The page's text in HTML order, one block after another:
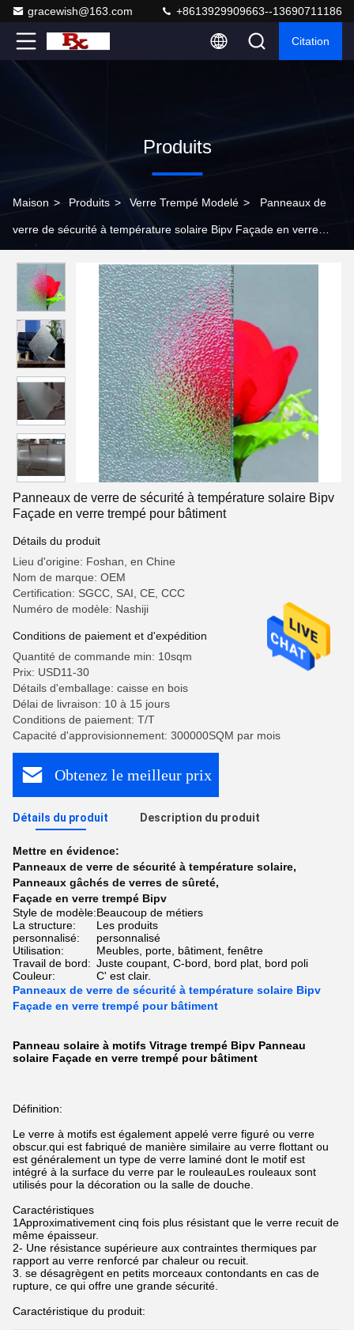
gracewish@163.com +8613929909663--13690711186
Citation
Produits
Maison > Produits > Verre Trempé Modelé > Panneaux de
verre de sécurité à température solaire Bipv Façade en verre
Panneaux de verre de sécurité à température solaire Bipv
Façade en verre trempé pour bâtiment
Détails du produit
Lieu d'origine: Foshan, en Chine
Nom de marque: OEM
Certification: SGCC, SAI, CE, CCC
Numéro de modèle: Nashiji
Conditions de paiement et d'expédition
Quantité de commande min: 10sqm
Prix: USD11-30
Détails d'emballage: caisse en bois
Délai de livraison: 10 à 15 jours
Conditions de paiement: T/T
Capacité d'approvisionnement: 300000SQM par mois
Obtenez le meilleur prix
Détails du produit Description du produit
Mettre en évidence:
Panneaux de verre de sécurité à température solaire,
Panneaux gâchés de verres de sûreté,
Façade en verre trempé Bipv
Style de modèle:Beaucoup de métiers
La structure:
Les produits
personnalisé:
personnalisé
Utilisation:
Meubles, porte, bâtiment, fenêtre
Travail de bord: Juste coupant, C-bord, bord plat, bord poli
Couleur:
C' est clair.
Panneaux de verre de sécurité à température solaire Bipv
Façade en verre trempé pour bâtiment
Panneau solaire à motifs Vitrage trempé Bipv Panneau
solaire Façade en verre trempé pour bâtiment
Définition:
Le verre à motifs est également appelé verre figuré ou verre
obscur.qui est fabriqué de manière similaire au verre flottant ou
est généralement un type de verre laminé dont le motif est
intégré à la surface du verre par le rouleauLes rouleaux sont
utilisés pour la décoration ou la salle de douche.
Caractéristiques
1Approximativement cinq fois plus résistant que le verre recuit de
même épaisseur.
2- Une résistance supérieure aux contraintes thermiques par
rapport au verre renforcé par chaleur ou recuit.
3. se désagrègent en petits morceaux contondants en cas de
rupture, ce qui offre une grande sécurité.
Caractéristique du produit: